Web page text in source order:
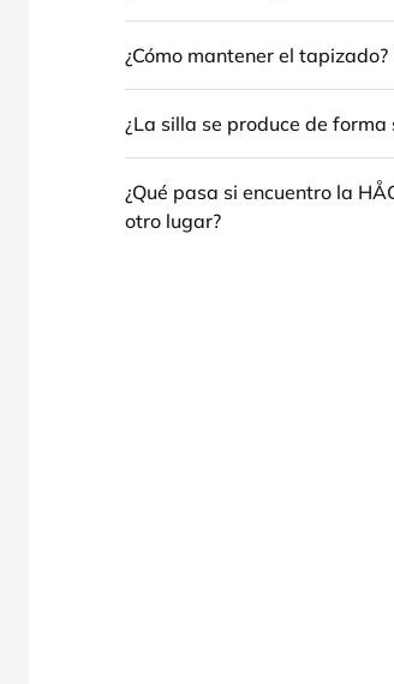
¿Cómo mantener el tapizado?
¿La silla se produce de forma
¿Qué pasa si encuentro la
otro lugar?